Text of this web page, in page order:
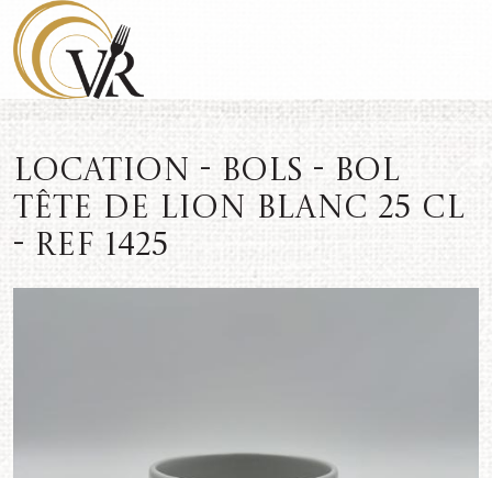
Location - Bols - Bol
tête de lion blanc 25 cl
- REF 1425